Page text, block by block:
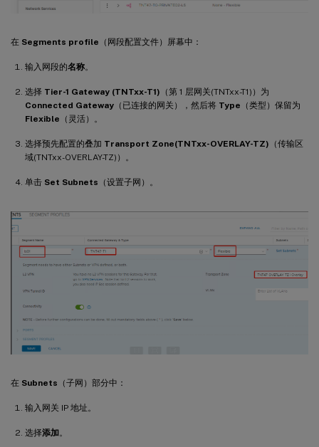
在 Segments profile （网段配置文件）屏幕中：
输入网段的名称。
选择 Tier-1 Gateway (TNTxx-T1) （第 1 层网关(TNTxx-T1)）为
Connected Gateway （已连接的网关），然后将 Type （类型）保留为
Flexible （灵活）。
选择预先配置的叠加 Transport Zone(TNTxx-OVERLAY-TZ) （传输区
域(TNTxx-OVERLAY-TZ)）。
单击 Set Subnets （设置子网）。
在 Subnets （子网）部分中：
输入网关 IP 地址。
选择添加。